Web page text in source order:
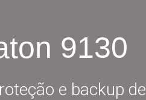
9130
e backup de